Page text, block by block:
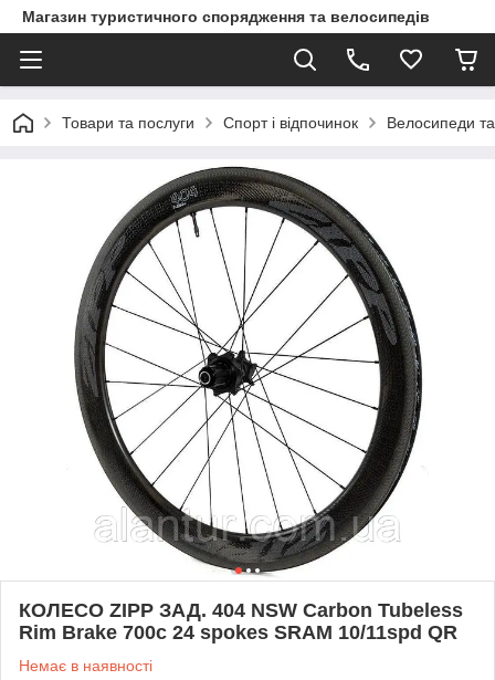
Магазин туристичного спорядження та велосипедів
Товари та послуги Спорт і відпочинок Велосипеди
КОЛЕСО ZIPP ЗАД. 404 NSW Carbon Tubeless
Rim Brake 700c 24 spokes SRAM 10/11spd QR
Немає в наявності